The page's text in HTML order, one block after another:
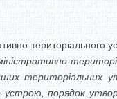
територіального
територіальних
порядок